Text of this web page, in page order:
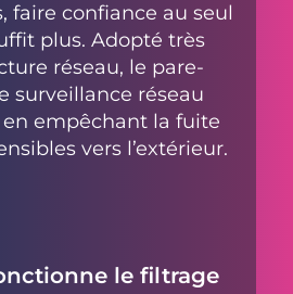
faire confiance au seul
plus. Adopté très
réseau, le pare-
surveillance réseau
empêchant la fuite
vers l’extérieur.
le filtrage